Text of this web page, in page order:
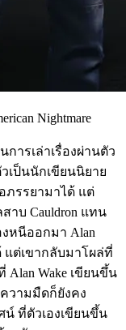
Nightmare
นการเล่าเรื่องผ่านตัว
วเป็นนักเขียนนิยาย
ภรรยามาได้ แต่
าบ Cauldron แทน
งหนีออกมา Alan
แต่เขากลับมาโผล่ที่
Alan Wake เขียนขึ้น
วามมืดก็ยังคง
น์ ที่ตัวเองเขียนขึ้น